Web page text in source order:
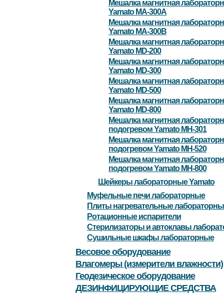
Мешалка магнитная
Yamato MA-300A
Мешалка магнитная
Yamato MA-300B
Мешалка магнитная
Yamato MD-200
Мешалка магнитная
Yamato MD-300
Мешалка магнитная
Yamato MD-500
Мешалка магнитная
Yamato MD-800
Мешалка магнитная
подогревом Yamato MH-301
Мешалка магнитная
подогревом Yamato MH-520
Мешалка магнитная
подогревом Yamato MH-800
Шейкеры лабораторные Yamato
Муфельные печи лабораторные
Плиты нагревательные
Ротационные испарители
Стерилизаторы и автоклавы
Сушильные шкафы лабораторные
Весовое оборудование
Влагомеры (измерители влажности)
Геодезическое оборудование
ДЕЗИНФИЦИРУЮЩИЕ СРЕДСТВА